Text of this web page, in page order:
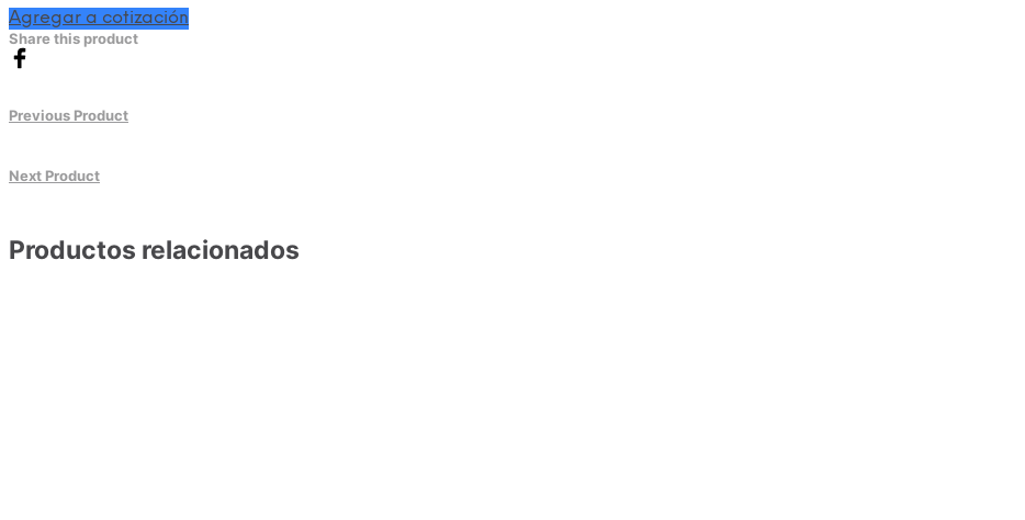
Agregar a cotización
Share this product
Previous Product
Next Product
Productos relacionados